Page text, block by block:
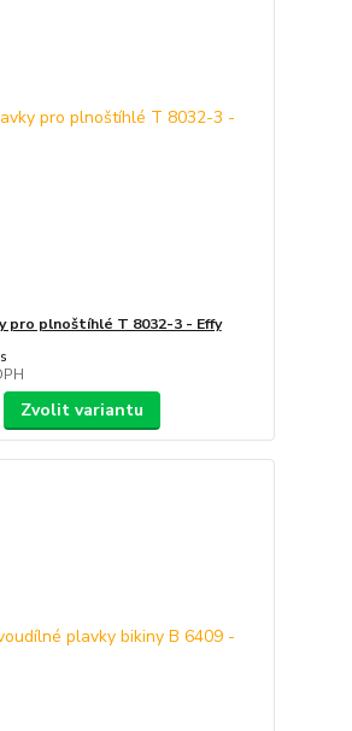
pro plnoštíhlé T 8032-3 - Effy
Zvolit variantu